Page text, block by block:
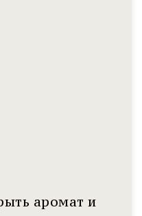
аромат и